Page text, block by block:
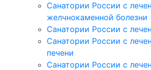
Санатории России с
желчнокаменной болезни
Санатории России с
Санатории России с
печени
Санатории России с